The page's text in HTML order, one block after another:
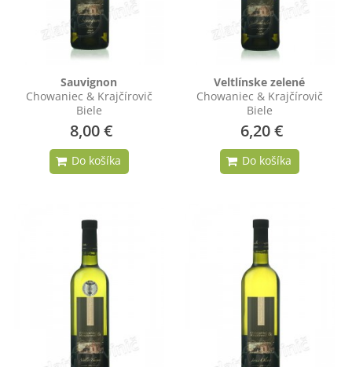
Sauvignon
Chowaniec & Krajčírovič
Biele
8,00 €
Veltlínske zelené
Chowaniec & Krajčírovič
Biele
6,20 €